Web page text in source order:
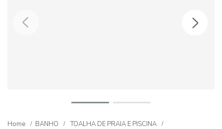
BANHO
TOALHA DE PRAIA E PISCINA